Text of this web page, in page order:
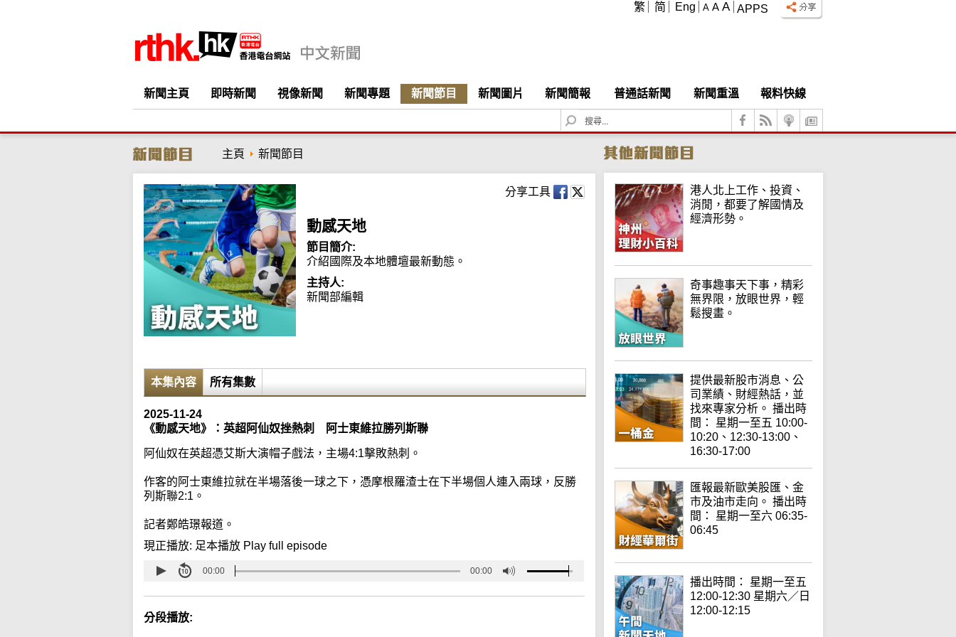
APPS
A A A
繁 简 Eng
新聞主頁 即時新聞 視像新聞 新聞專題 新聞節目 新聞圖片 新聞簡報 普通話新聞 新聞重溫
報料快線
S
e
c
h
主頁 新聞節目
分享工具
動感天地
節目簡介:
介紹國際及本地體壇最新動態。
主持人:
新聞部編輯
本集內容 所有集數
2025-11-24
《動感天地》：英超阿仙奴挫熱刺 阿士東維拉勝列斯聯
阿仙奴在英超憑艾斯大演帽子戲法，主場4:1擊敗熱刺。
作客的阿士東維拉就在半場落後一球之下，憑摩根羅渣士在下半場個人連入兩球，反勝
列斯聯2:1。
記者鄭皓璟報道。
現正播放: 足本播放 Play full episode
00:00 00:00
分段播放:
港人北上工作、投資、
消閒，都要了解國情及
經濟形勢。
奇事趣事天下事，精彩
無界限，放眼世界，輕
鬆搜畫。
提供最新股市消息、公
司業績、財經熱話，並
找來專家分析。 播出時
間： 星期一至五 10:00-
10:20、12:30-13:00、
16:30-17:00
匯報最新歐美股匯、金
市及油市走向。 播出時
間： 星期一至六 06:35-
06:45
播出時間： 星期一至五
12:00-12:30 星期六／日
12:00-12:15